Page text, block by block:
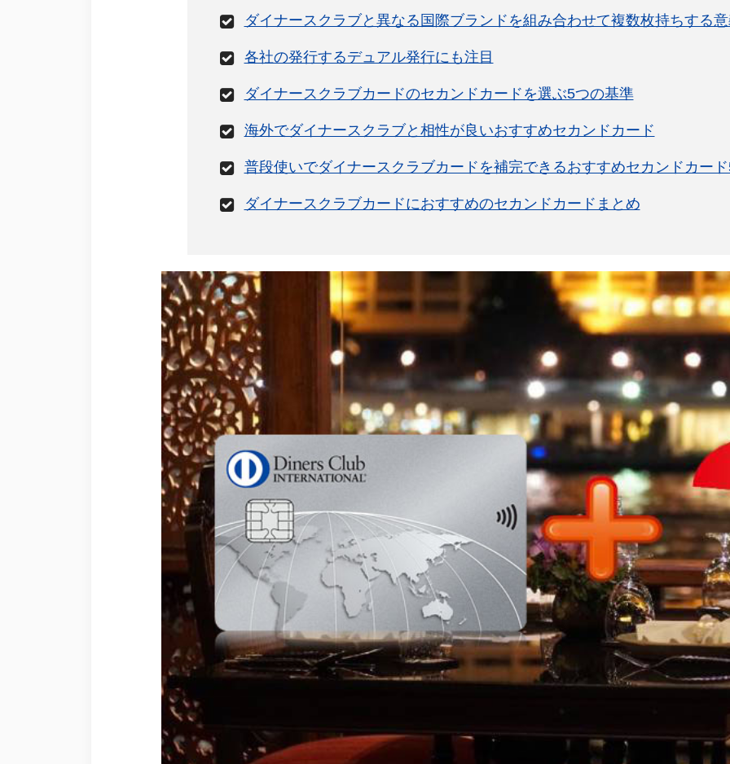
ダイナースクラブと異なる国際ブランドを組み合わせて複数枚持ちする
各社の発行するデュアル発行にも注目
ダイナースクラブカードのセカンドカードを選ぶ5つの基準
海外でダイナースクラブと相性が良いおすすめセカンドカード
普段使いでダイナースクラブカードを補完できるおすすめセカンドカー
ダイナースクラブカードにおすすめのセカンドカードまとめ